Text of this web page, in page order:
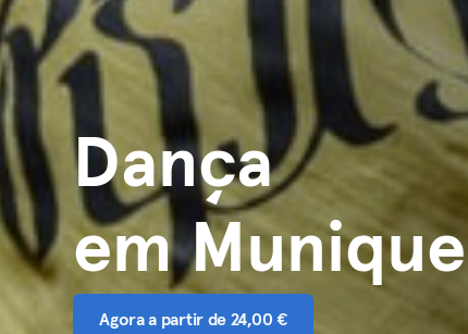
Dança
em Munique
Agora a partir de 24,00 €